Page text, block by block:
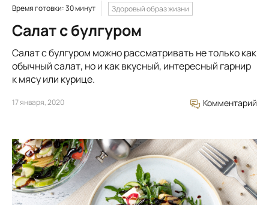
Время готовки: 30 минут Здоровый образ жизни
Салат с булгуром
Салат с булгуром можно рассматривать не только как
обычный салат, но и как вкусный, интересный гарнир
к мясу или курице.
17 января, 2020 Комментарий